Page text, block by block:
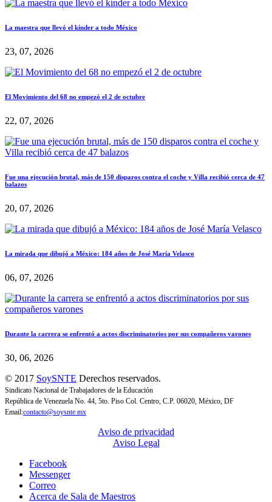
La maestra que llevó el kínder a todo México
23, 07, 2026
El Movimiento del 68 no empezó el 2 de octubre
22, 07, 2026
Fue una ejecución brutal, más de 150 disparos contra el coche y Villa recibió cerca de 47
balazos
20, 07, 2026
La mirada que dibujó a México: 184 años de José María Velasco
06, 07, 2026
Durante la carrera se enfrentó a actos discriminatorios por sus compañeros varones
30, 06, 2026
© 2017 SoySNTE Derechos reservados.
Sindicato Nacional de Trabajadores de la Educación
República de Venezuela No. 44, 5to. Piso Col. Centro, C.P. 06020, México, DF
Email:contacto@soysnte.mx
Aviso de privacidad
Aviso Legal
Facebook
Messenger
Correo
Acerca de Sala de Maestros